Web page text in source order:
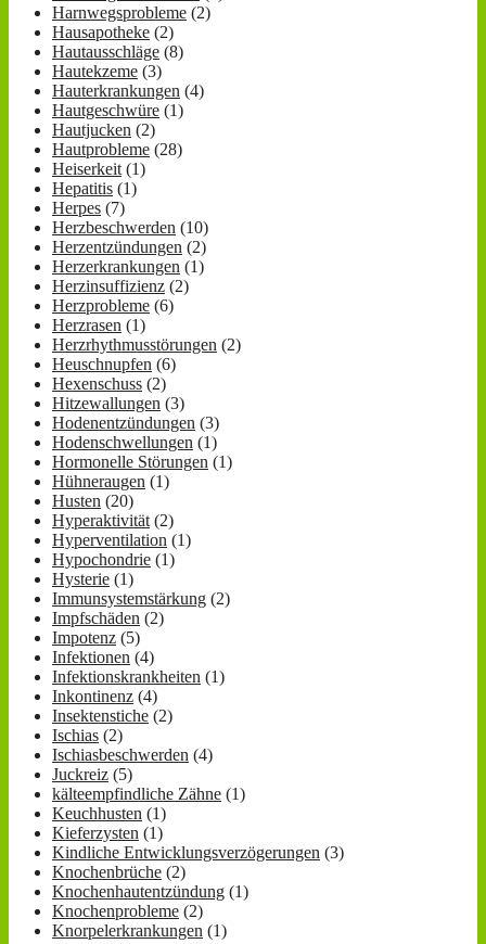
Harnwegsprobleme (2)
Hausapotheke (2)
Hautausschläge (8)
Hautekzeme (3)
Hauterkrankungen (4)
Hautgeschwüre (1)
Hautjucken (2)
Hautprobleme (28)
Heiserkeit (1)
Hepatitis (1)
Herpes (7)
Herzbeschwerden (10)
Herzentzündungen (2)
Herzerkrankungen (1)
Herzinsuffizienz (2)
Herzprobleme (6)
Herzrasen (1)
Herzrhythmusstörungen (2)
Heuschnupfen (6)
Hexenschuss (2)
Hitzewallungen (3)
Hodenentzündungen (3)
Hodenschwellungen (1)
Hormonelle Störungen (1)
Hühneraugen (1)
Husten (20)
Hyperaktivität (2)
Hyperventilation (1)
Hypochondrie (1)
Hysterie (1)
Immunsystemstärkung (2)
Impfschäden (2)
Impotenz (5)
Infektionen (4)
Infektionskrankheiten (1)
Inkontinenz (4)
Insektenstiche (2)
Ischias (2)
Ischiasbeschwerden (4)
Juckreiz (5)
kälteempfindliche Zähne (1)
Keuchhusten (1)
Kieferzysten (1)
Kindliche Entwicklungsverzögerungen (3)
Knochenbrüche (2)
Knochenhautentzündung (1)
Knochenprobleme (2)
Knorpelerkrankungen (1)